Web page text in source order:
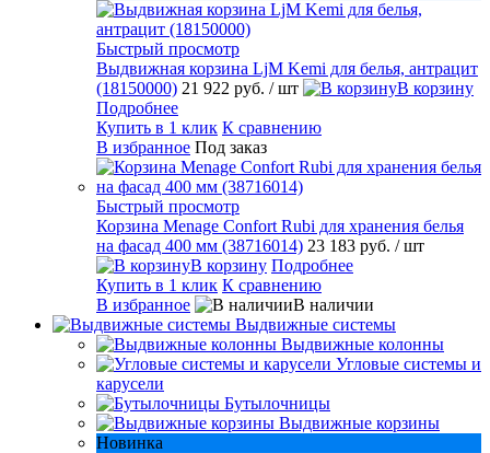
Быстрый просмотр
Выдвижная корзина LjM Kemi для белья, антрацит
(18150000) 21 922 руб. / шт
В корзину
Подробнее
Купить в 1 клик К сравнению
В избранное Под заказ
Быстрый просмотр
Корзина Menage Confort Rubi для хранения белья
на фасад 400 мм (38716014) 23 183 руб. / шт
В корзину Подробнее
Купить в 1 клик К сравнению
В избранное
В наличии
Выдвижные системы
Выдвижные колонны
Угловые системы и
карусели
Бутылочницы
Выдвижные корзины
Новинка